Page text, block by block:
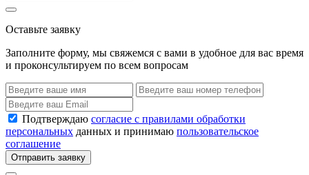
Оставьте заявку
Заполните форму, мы свяжемся с вами в удобное для вас время
и проконсультируем по всем вопросам
Подтверждаю согласие с правилами обработки
персональных данных и принимаю пользовательское
соглашение
Отправить заявку